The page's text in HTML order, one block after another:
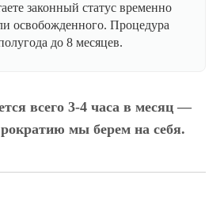
законный статус временно
освобожденного. Процедура
до 8 месяцев.
всего 3-4 часа в месяц —
мы берем на себя.